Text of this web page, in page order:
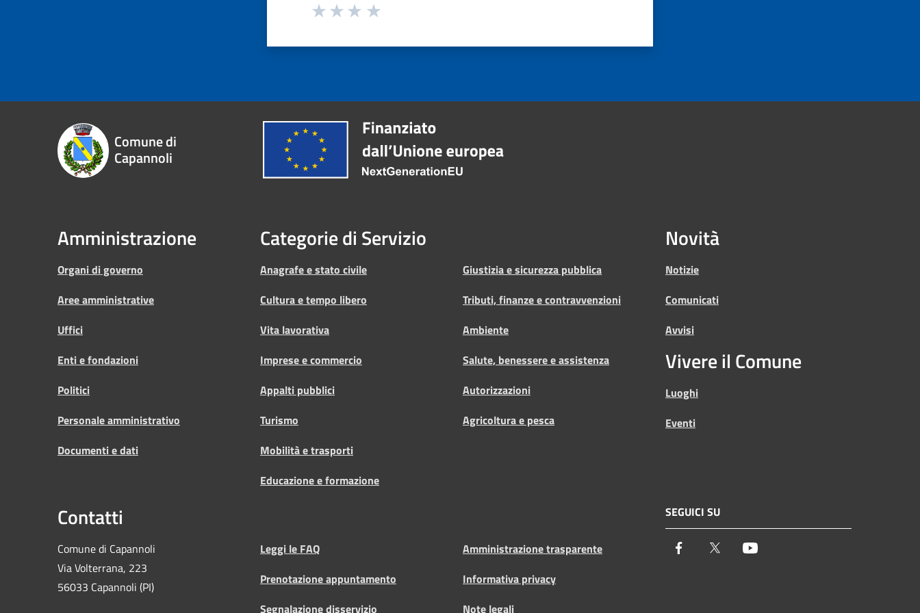
Comune di
Capannoli
Amministrazione
Organi di governo
Aree amministrative
Uffici
Enti e fondazioni
Politici
Personale amministrativo
Documenti e dati
Categorie di Servizio
Anagrafe e stato civile
Cultura e tempo libero
Vita lavorativa
Imprese e commercio
Appalti pubblici
Turismo
Mobilità e trasporti
Educazione e formazione
Giustizia e sicurezza pubblica
Tributi, finanze e contravvenzioni
Ambiente
Salute, benessere e assistenza
Autorizzazioni
Agricoltura e pesca
Novità
Notizie
Comunicati
Avvisi
Vivere il Comune
Luoghi
Eventi
Contatti
Comune di Capannoli
Via Volterrana, 223
56033 Capannoli (PI)
Leggi le FAQ
Prenotazione appuntamento
Segnalazione disservizio
Amministrazione trasparente
Informativa privacy
Note legali
SEGUICI SU
Facebook Twitter